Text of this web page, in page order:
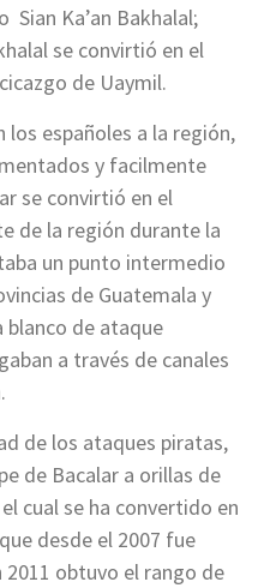
Ka’an Bakhalal;
se convirtió en el
de Uaymil.
los españoles a la región,
y facilmente
se convirtió en el
de la región durante la
un punto intermedio
de Guatemala y
blanco de ataque
a través de canales
de los ataques piratas,
de Bacalar a orillas de
cual se ha convertido en
desde el 2007 fue
obtuvo el rango de